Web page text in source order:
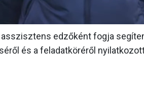
edzőként fogja
és a feladatköréről